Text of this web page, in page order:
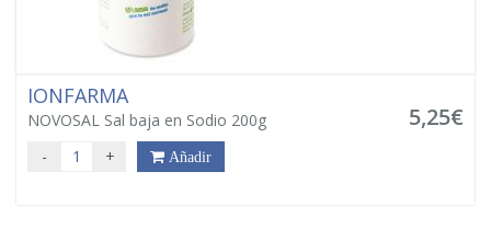
IONFARMA
NOVOSAL Sal baja en Sodio 200g 5,25€
- + Añadir